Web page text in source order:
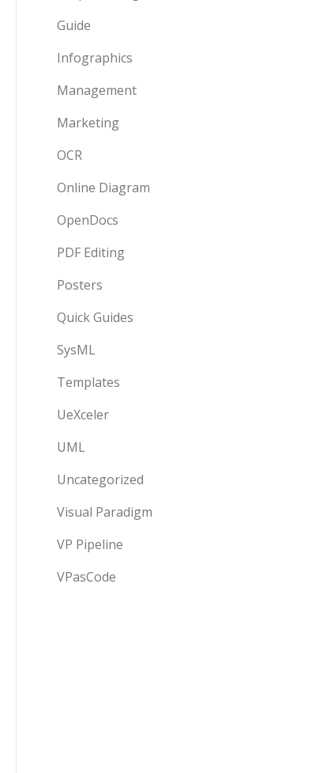
Guide
Infographics
Management
Marketing
OCR
Online Diagram
OpenDocs
PDF Editing
Posters
Quick Guides
SysML
Templates
UeXceler
UML
Uncategorized
Visual Paradigm
VP Pipeline
VPasCode